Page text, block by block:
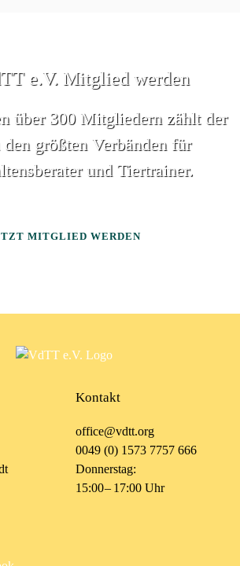
e.V. Mitglied werden
über 300 Mitgliedern zählt der
größten Verbänden für
und Tiertrainer.
MITGLIED WERDEN
Kontakt
office@vdtt.org
0049 (0) 1573 7757 666
Donnerstag:
15:00 – 17:00 Uhr